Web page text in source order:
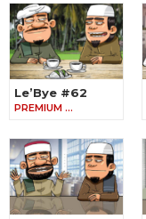
Le’Bye #62
PREMIUM …